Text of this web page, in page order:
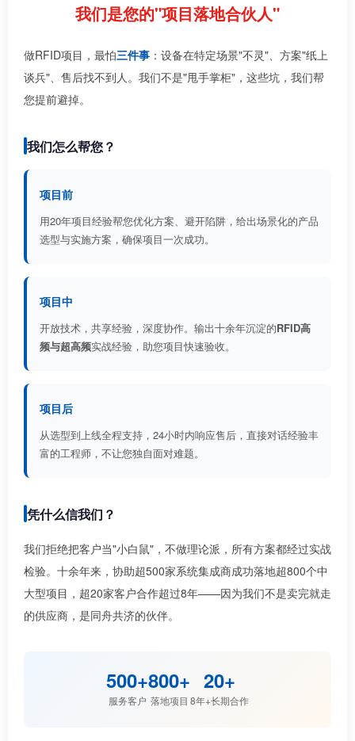
我们是您的"项目落地合伙人"
做RFID项目，最怕三件事 ：设备在特定场景"不灵"、方案"纸上
谈兵"、售后找不到人。我们不是"甩手掌柜"，这些坑，我们帮
您提前避掉。
我们怎么帮您？
项目前
用20年项目经验帮您优化方案、避开陷阱，给出场景化的产品
选型与实施方案，确保项目一次成功。
项目中
开放技术，共享经验，深度协作。输出十余年沉淀的RFID高
频与超高频实战经验，助您项目快速验收。
项目后
从选型到上线全程支持，24小时内响应售后，直接对话经验丰
富的工程师，不让您独自面对难题。
凭什么信我们？
我们拒绝把客户当"小白鼠"，不做理论派，所有方案都经过实战
检验。十余年来，协助超500家系统集成商成功落地超800个中
大型项目，超20家客户合作超过8年——因为我们不是卖完就走
的供应商，是同舟共济的伙伴。
500+
服务客户
800+
落地项目
20+
8年+长期合作